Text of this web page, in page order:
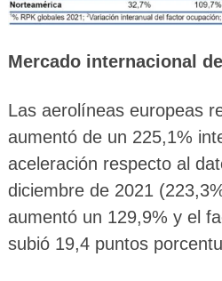
Mercado internacional
Las aerolíneas europeas
aumentó de un 225,1%
aceleración respecto al
diciembre de 2021
aumentó un 129,9% y el
subió 19,4 puntos